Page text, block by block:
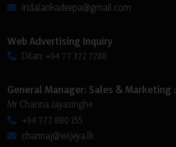
iridalankadeepa@gmail.com
Web Advertising Inquiry
Dilan: +94 77 372 7288
General Manager: Sales & Marketing :
Mr Channa Jayasinghe
+94 777 880 155
channaj@wijeya.lk